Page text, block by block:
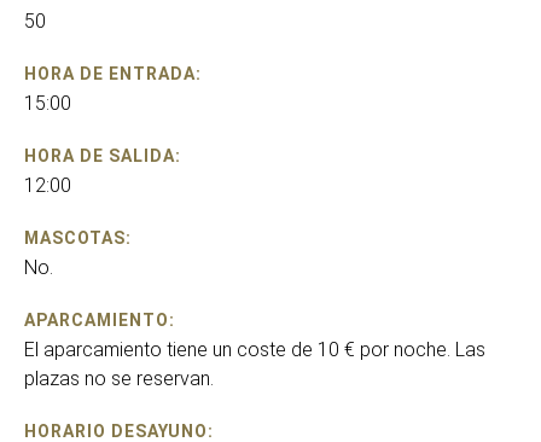
50
HORA DE ENTRADA:
15:00
HORA DE SALIDA:
12:00
MASCOTAS:
No.
APARCAMIENTO:
El aparcamiento tiene un coste de 10 € por noche. Las
plazas no se reservan.
HORARIO DESAYUNO: